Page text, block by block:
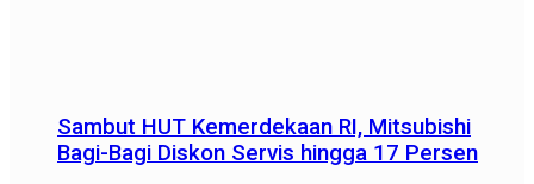
Sambut HUT Kemerdekaan RI, Mitsubishi
Bagi-Bagi Diskon Servis hingga 17 Persen